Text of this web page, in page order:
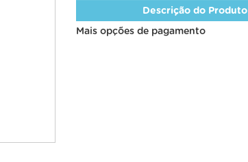
Descrição do Produto
Mais opções de pagamento